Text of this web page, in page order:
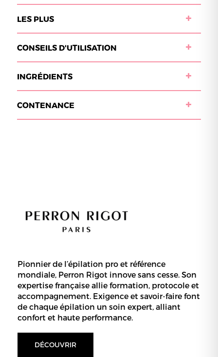
LES PLUS
CONSEILS D'UTILISATION
INGRÉDIENTS
CONTENANCE
Pionnier de l’épilation pro et référence
mondiale, Perron Rigot innove sans cesse. Son
expertise française allie formation, protocole et
accompagnement. Exigence et savoir-faire font
de chaque épilation un soin expert, alliant
confort et haute performance.
DÉCOUVRIR